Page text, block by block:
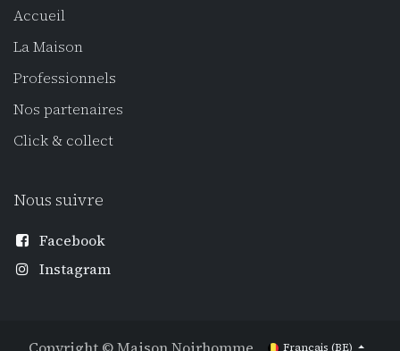
Accueil
La Maison
Professionnels
Nos partenaires
Click & collect
Nous suivre
Facebook
Instagram
Français (BE)